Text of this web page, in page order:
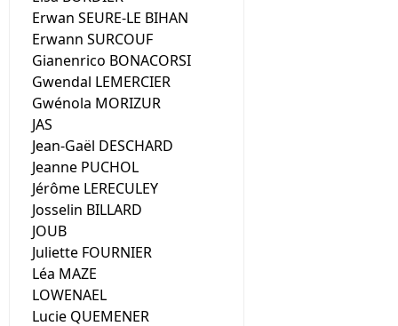
Erwan SEURE-LE BIHAN
Erwann SURCOUF
Gianenrico BONACORSI
Gwendal LEMERCIER
Gwénola MORIZUR
JAS
Jean-Gaël DESCHARD
Jeanne PUCHOL
Jérôme LERECULEY
Josselin BILLARD
JOUB
Juliette FOURNIER
Léa MAZE
LOWENAEL
Lucie QUEMENER